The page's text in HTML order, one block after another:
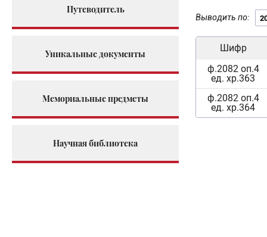
Путеводитель
Уникальные документы
Мемориальные предметы
Научная библиотека
Выводить по:
Шифр
ф.2082 оп.4
ед. хр.363
ф.2082 оп.4
ед. хр.364